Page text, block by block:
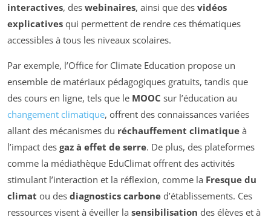
interactives, des webinaires, ainsi que des vidéos
explicatives qui permettent de rendre ces thématiques
accessibles à tous les niveaux scolaires.
Par exemple, l’Office for Climate Education propose un
ensemble de matériaux pédagogiques gratuits, tandis que
des cours en ligne, tels que le MOOC sur l’éducation au
changement climatique, offrent des connaissances variées
allant des mécanismes du réchauffement climatique à
l’impact des gaz à effet de serre. De plus, des plateformes
comme la médiathèque EduClimat offrent des activités
stimulant l’interaction et la réflexion, comme la Fresque du
climat ou des diagnostics carbone d’établissements. Ces
ressources visent à éveiller la sensibilisation des élèves et à